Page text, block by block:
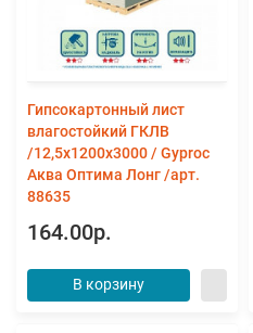
Гипсокартонный лист
влагостойкий ГКЛВ
/12,5х1200х3000 / Gyproc
Аква Оптима Лонг /арт.
88635
164.00р.
В корзину